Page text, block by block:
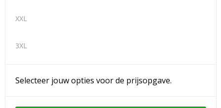
XXL
3XL
Selecteer jouw opties voor de prijsopgave.